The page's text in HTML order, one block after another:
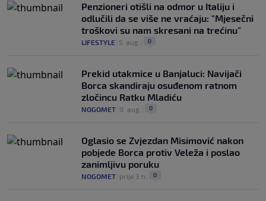
Penzioneri otišli na odmor u Italiju i
odlučili da se više ne vraćaju: "Mjesečni
troškovi su nam skresani na trećinu"
LIFESTYLE 5. aug. 0
Prekid utakmice u Banjaluci: Navijači
Borca skandiraju osuđenom ratnom
zločincu Ratku Mladiću
NOGOMET 9. aug. 0
Oglasio se Zvjezdan Misimović nakon
pobjede Borca protiv Veleža i poslao
zanimljivu poruku
NOGOMET prije 3 h 0